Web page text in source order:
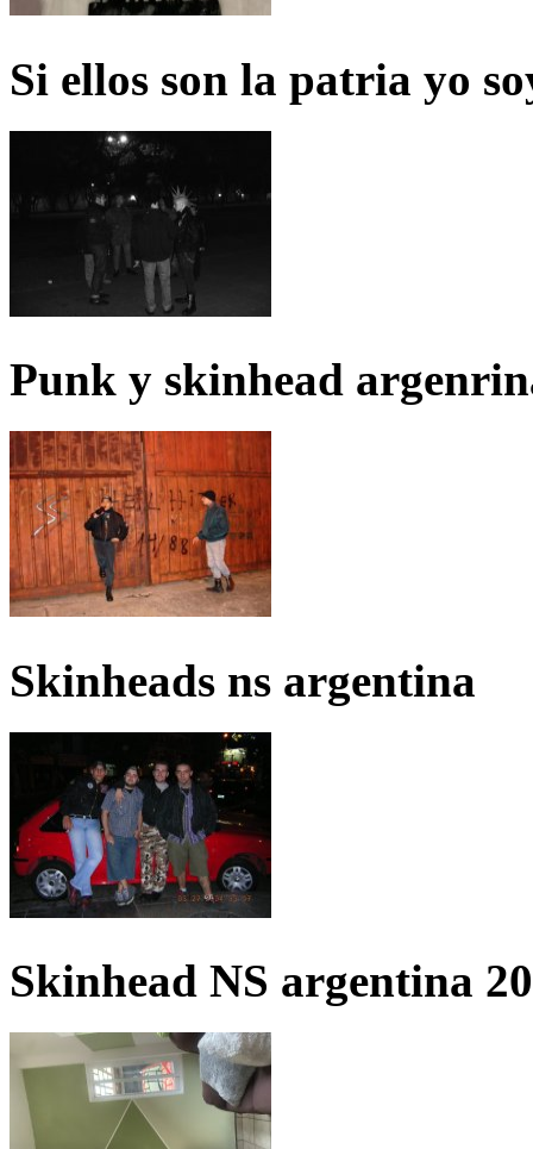
Si ellos son la patria yo
Punk y skinhead
Skinheads ns argentina
Skinhead NS argentina